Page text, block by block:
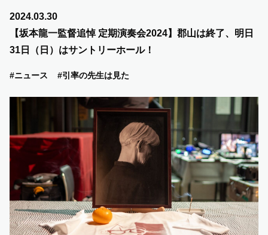
CONCERT INFO
SUPPORT US
COMMUNITY
CONTENTS
JP / EN
2024.03.30
【坂本龍一監督追悼 定期演奏会2024】郡山は終了、明日
31日（日）はサントリーホール！
#ニュース #引率の先生は見た